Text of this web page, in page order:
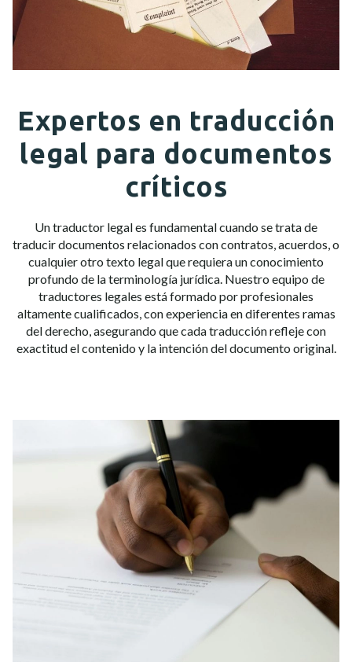
Expertos en traducción
legal para documentos
críticos
Un traductor legal es fundamental cuando se trata de
traducir documentos relacionados con contratos, acuerdos, o
cualquier otro texto legal que requiera un conocimiento
profundo de la terminología jurídica. Nuestro equipo de
traductores legales está formado por profesionales
altamente cualificados, con experiencia en diferentes ramas
del derecho, asegurando que cada traducción refleje con
exactitud el contenido y la intención del documento original.